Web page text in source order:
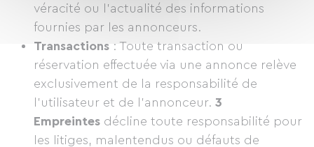
véracité ou l’actualité des informations
fournies par les annonceurs.
Transactions : Toute transaction ou
réservation effectuée via une annonce relève
exclusivement de la responsabilité de
l’utilisateur et de l’annonceur. 3
Empreintes décline toute responsabilité pour
les litiges, malentendus ou défauts de